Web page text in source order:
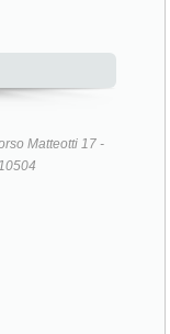
Matteotti 17 -